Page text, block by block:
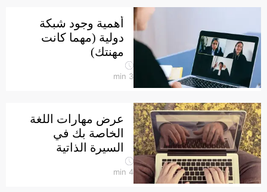
أهمية وجود شبكة
دولية (مهما كانت
مهنتك)
3
min
عرض مهارات اللغة
الخاصة بك في
السيرة الذاتية
4
min